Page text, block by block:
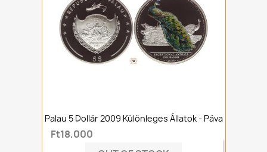
Palau 5 Dollár 2009 Különleges Állatok - Páva
Ft18,000